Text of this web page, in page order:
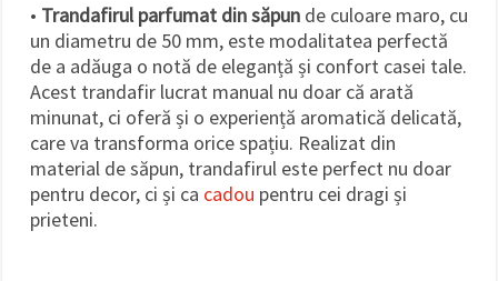
• Trandafirul parfumat din săpun de culoare maro, cu
un diametru de 50 mm, este modalitatea perfectă
de a adăuga o notă de eleganță și confort casei tale.
Acest trandafir lucrat manual nu doar că arată
minunat, ci oferă și o experiență aromatică delicată,
care va transforma orice spațiu. Realizat din
material de săpun, trandafirul este perfect nu doar
pentru decor, ci și ca cadou pentru cei dragi și
prieteni.